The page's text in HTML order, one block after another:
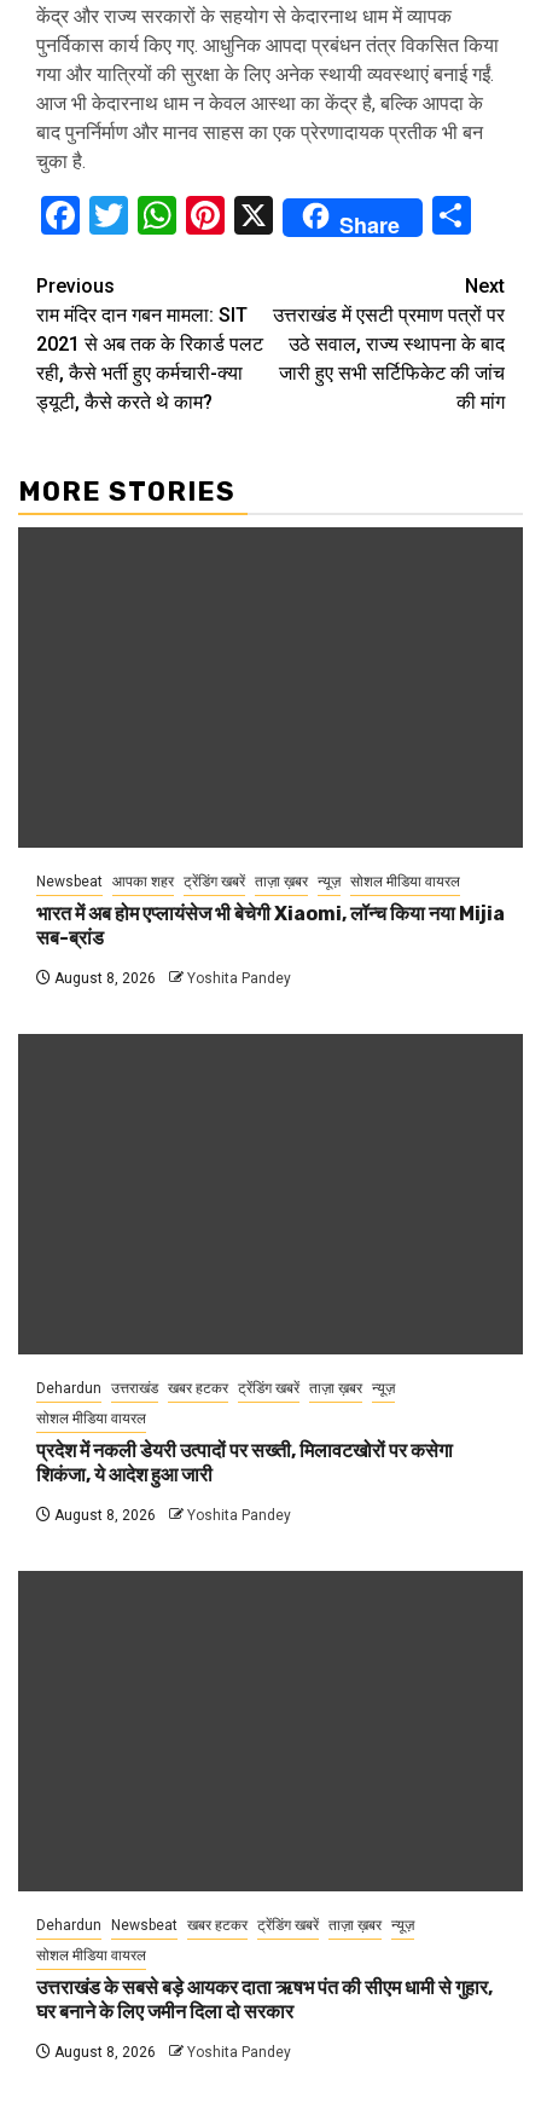
केंद्र और राज्य सरकारों के सहयोग से केदारनाथ धाम में व्यापक
पुनर्विकास कार्य किए गए. आधुनिक आपदा प्रबंधन तंत्र विकसित किया
गया और यात्रियों की सुरक्षा के लिए अनेक स्थायी व्यवस्थाएं बनाई गईं.
आज भी केदारनाथ धाम न केवल आस्था का केंद्र है, बल्कि आपदा के
बाद पुनर्निर्माण और मानव साहस का एक प्रेरणादायक प्रतीक भी बन
चुका है.
Facebook
Twitter
WhatsApp
Pinterest
X Share
Continue
Reading
Previous
राम मंदिर दान गबन मामला: SIT
2021 से अब तक के रिकार्ड पलट
रही, कैसे भर्ती हुए कर्मचारी-क्या
ड्यूटी, कैसे करते थे काम?
Next
उत्तराखंड में एसटी प्रमाण पत्रों पर
उठे सवाल, राज्य स्थापना के बाद
जारी हुए सभी सर्टिफिकेट की जांच
की मांग
MORE STORIES
Newsbeat आपका शहर ट्रेंडिंग खबरें ताज़ा ख़बर न्यूज़ सोशल मीडिया वायरल
भारत में अब होम एप्लायंसेज भी बेचेगी Xiaomi, लॉन्च किया नया Mijia
सब-ब्रांड
August 8, 2026 Yoshita Pandey
Dehardun उत्तराखंड खबर हटकर ट्रेंडिंग खबरें ताज़ा ख़बर न्यूज़
सोशल मीडिया वायरल
प्रदेश में नकली डेयरी उत्पादों पर सख्ती, मिलावटखोरों पर कसेगा
शिकंजा, ये आदेश हुआ जारी
August 8, 2026 Yoshita Pandey
Dehardun Newsbeat खबर हटकर ट्रेंडिंग खबरें ताज़ा ख़बर न्यूज़
सोशल मीडिया वायरल
उत्तराखंड के सबसे बड़े आयकर दाता ऋषभ पंत की सीएम धामी से गुहार,
घर बनाने के लिए जमीन दिला दो सरकार
August 8, 2026 Yoshita Pandey